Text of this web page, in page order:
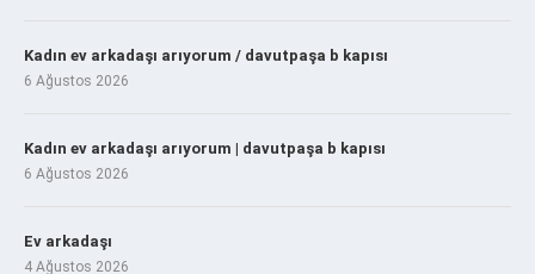
Kadın ev arkadaşı arıyorum / davutpaşa b kapısı
6 Ağustos 2026
Kadın ev arkadaşı arıyorum | davutpaşa b kapısı
6 Ağustos 2026
Ev arkadaşı
4 Ağustos 2026